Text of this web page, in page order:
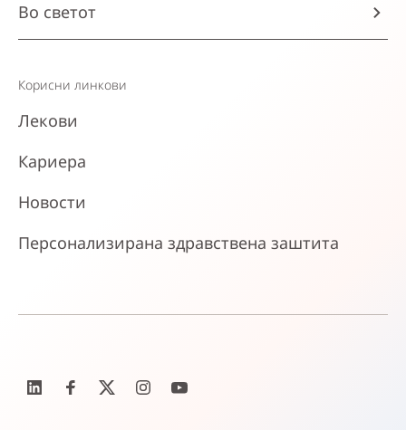
Во светот
Корисни линкови
Лекови
Кариера
Новости
Персонализирана здравствена заштита